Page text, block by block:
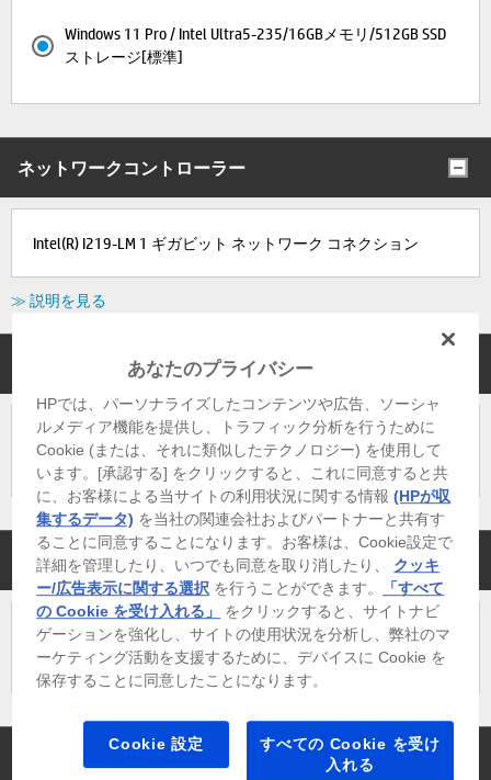
Windows 11 Pro / Intel Ultra5-235/16GBメモリ/512GB SSD
ストレージ[標準]
ネットワークコントローラー
Intel(R) I219-LM 1 ギガビット ネットワーク コネクション
≫ 説明を見る
ワイヤレスLAN
Intel Wi-Fi 7 BE200 +Bluetooth(R) 5.4 Wireless Card vPro（vPro対
応）
ディスプレイ出力用ポート
DisplayPort 2.1 x1、USB Type-C(DP Alt mode対応)×1、
Thunderbolt 4.0×1(DP Alt mode対応)、HDMI 2.1 -Out×1
変換アダプター
あなたのプライバシー
HPでは、パーソナライズしたコンテンツや広告、ソーシャ
ルメディア機能を提供し、トラフィック分析を行うために
Cookie (または、それに類似したテクノロジー) を使用して
います。[承認する] をクリックすると、これに同意すると共
に、お客様による当サイトの利用状況に関する情報(HPが収
集するデータ) を当社の関連会社およびパートナーと共有す
ることに同意することになります。お客様は、Cookie設定で
詳細を管理したり、いつでも同意を取り消したり、 クッキ
ー/広告表示に関する選択 を行うことができます。
「すべて
の Cookie を受け入れる」
をクリックすると、サイトナビ
ゲーションを強化し、サイトの使用状況を分析し、弊社のマ
ーケティング活動を支援するために、デバイスに Cookie を
保存することに同意したことになります。
Cookie 設定
すべての Cookie を受け
入れる